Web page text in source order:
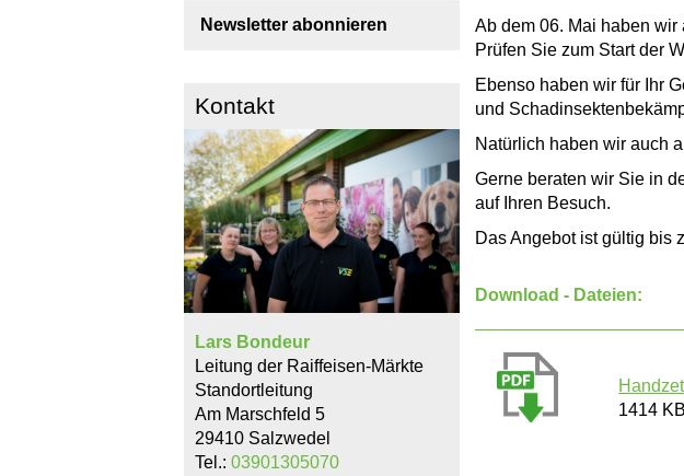
Newsletter abonnieren
Kontakt
Lars Bondeur
Leitung der Raiffeisen-Märkte
Standortleitung
Am Marschfeld 5
29410 Salzwedel
Tel.: 03901305070
Ab dem 06. Mai haben
Prüfen Sie zum Start der
Ebenso haben wir für Ihr
und
Natürlich haben wir auch
Gerne beraten wir Sie in
auf Ihren Besuch.
Das Angebot ist gültig bis
Download - Dateien:
1414 KB